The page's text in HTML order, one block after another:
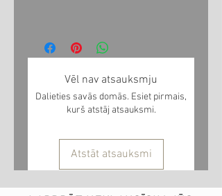
Vēl nav atsauksmju
Dalieties savās domās. Esiet pirmais,
kurš atstāj atsauksmi.
Atstāt atsauksmi